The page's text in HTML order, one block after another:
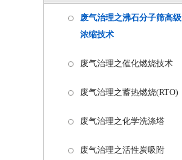
废气治理之沸石分子筛高级
浓缩技术
废气治理之催化燃烧技术
废气治理之蓄热燃烧(RTO)
废气治理之化学洗涤塔
废气治理之活性炭吸附